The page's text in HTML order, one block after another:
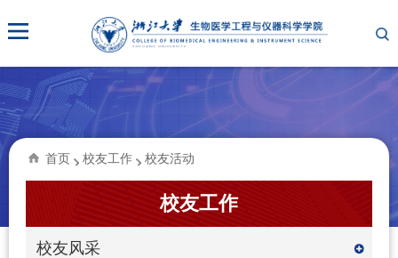
首页 校友工作 校友活动
校友工作
校友风采